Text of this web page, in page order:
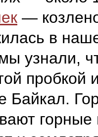
—
в
узнали,
пробкой
Байкал.